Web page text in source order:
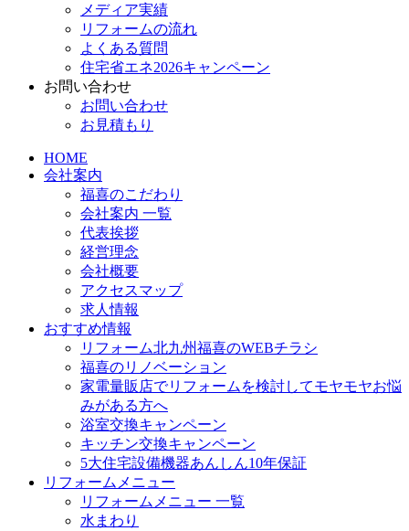
メディア実績
リフォームの流れ
よくある質問
住宅省エネ2026キャンペーン
お問い合わせ
お問い合わせ
お見積もり
HOME
会社案内
福喜のこだわり
会社案内 一覧
代表挨拶
経営理念
会社概要
アクセスマップ
求人情報
おすすめ情報
リフォーム北九州福喜のWEBチラシ
福喜のリノベーション
家電量販店でリフォームを検討してモヤモヤお悩
みがある方へ
浴室交換キャンペーン
キッチン交換キャンペーン
5大住宅設備機器あんしん10年保証
リフォームメニュー
リフォームメニュー 一覧
水まわり